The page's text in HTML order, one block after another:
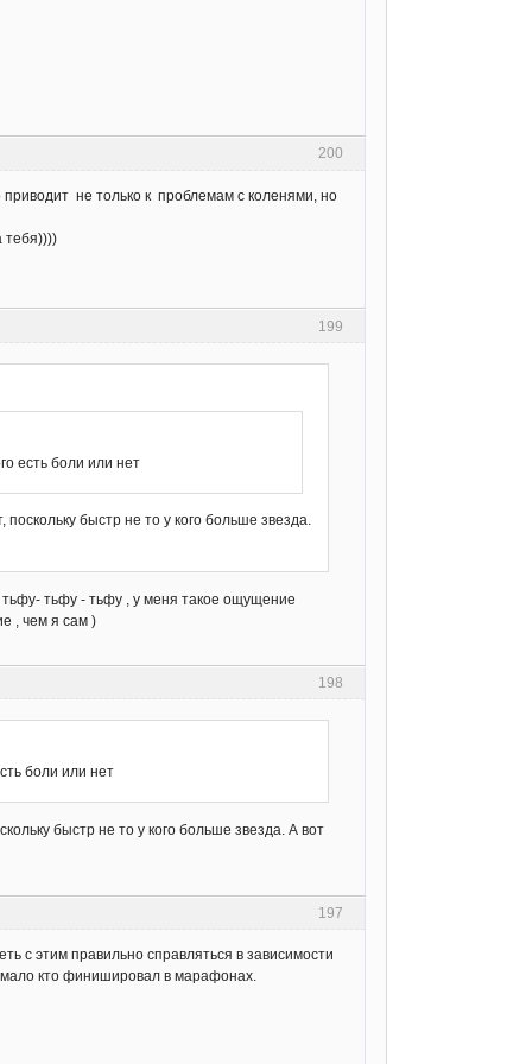
200
приводит не только к проблемам с коленями, но
тебя))))
199
есть боли или нет
быстр не то у кого больше звезда.
тьфу - тьфу , у меня такое ощущение
, чем я сам )
198
боли или нет
быстр не то у кого больше звезда. А вот
197
с этим правильно справляться в зависимости
кто финишировал в марафонах.